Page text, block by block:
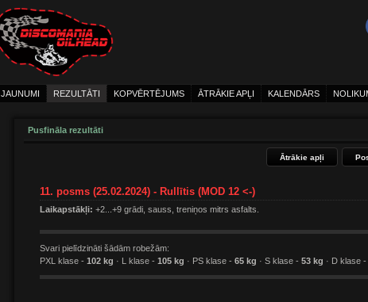
JAUNUMI REZULTĀTI KOPVĒRTĒJUMS ĀTRĀKIE APĻI KALENDĀRS
Pusfināla rezultāti
Ātrākie apļi
11. posms (25.02.2024) - Rullītis (MOD 12 <-)
Laikapstākļi: +2...+9 grādi, sauss, treniņos mitrs asfalts.
Svari pielīdzināti šādām robežām:
PXL klase - 102 kg · L klase - 105 kg · PS klase - 65 kg · S klase - 53 kg · D klase -